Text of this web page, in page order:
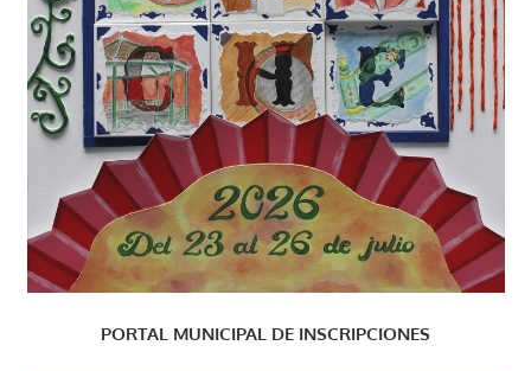
PORTAL MUNICIPAL DE INSCRIPCIONES